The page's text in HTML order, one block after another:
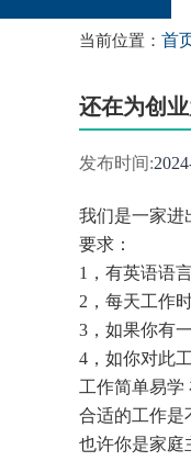
当前位置： 首
还在为创
发布时间:
我们是一家进
要求：
1，有英语语
2，每天工作
3，如果你有
4，如你对此
工作简单易学
合适的工作是
也许你是家庭